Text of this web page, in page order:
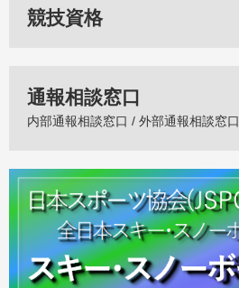
競技資格
通報相談窓口
内部通報相談窓口 / 外部通報相談窓口